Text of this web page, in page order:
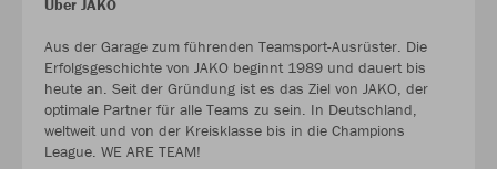
Über JAKO
Aus der Garage zum führenden Teamsport-Ausrüster. Die
Erfolgsgeschichte von JAKO beginnt 1989 und dauert bis
heute an. Seit der Gründung ist es das Ziel von JAKO, der
optimale Partner für alle Teams zu sein. In Deutschland,
weltweit und von der Kreisklasse bis in die Champions
League. WE ARE TEAM!